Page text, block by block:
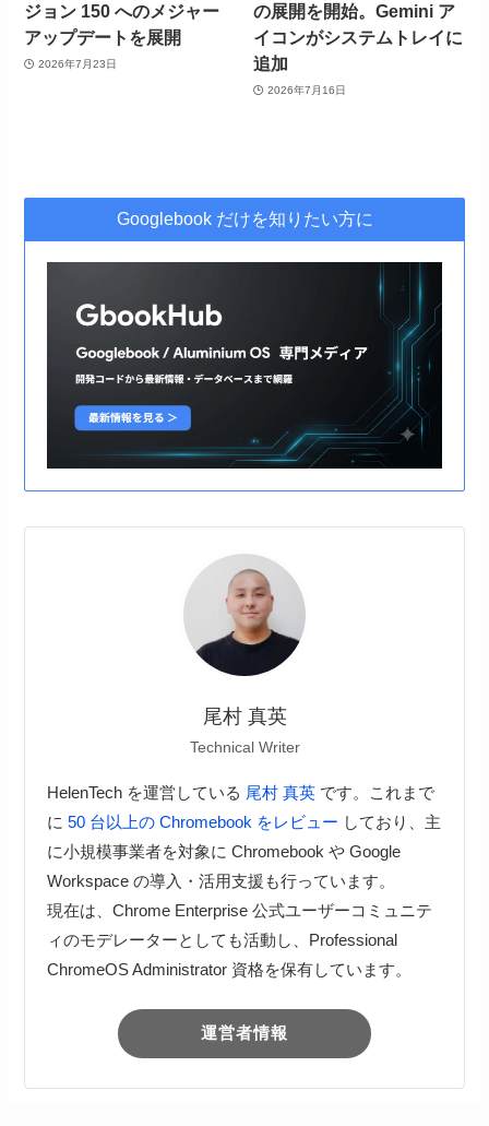
ジョン 150 へのメジャー
アップデートを展開
2026年7月23日
の展開を開始。Gemini ア
イコンがシステムトレイに
追加
2026年7月16日
Googlebook だけを知りたい方に
尾村 真英
Technical Writer
HelenTech を運営している 尾村 真英です。これまで
に 50 台以上の Chromebook をレビュー しており、主
に小規模事業者を対象に Chromebook や Google
Workspace の導入・活用支援も行っています。
現在は、Chrome Enterprise 公式ユーザーコミュニテ
ィのモデレーターとしても活動し、Professional
ChromeOS Administrator 資格を保有しています。
運営者情報